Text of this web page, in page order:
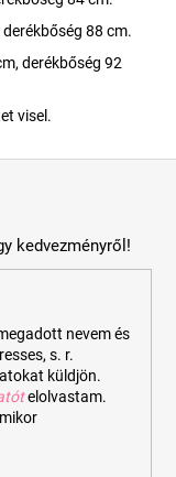
88 cm.
derékbőség 92
visel.
kedvezményről!
nevem és
s. r.
küldjön.
elolvastam.